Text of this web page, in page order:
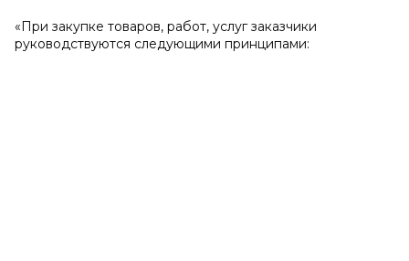
«При закупке товаров, работ, услуг заказчики
руководствуются следующими принципами: